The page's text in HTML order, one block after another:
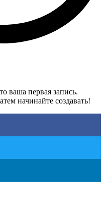
ваша первая запись.
начинайте создавать!